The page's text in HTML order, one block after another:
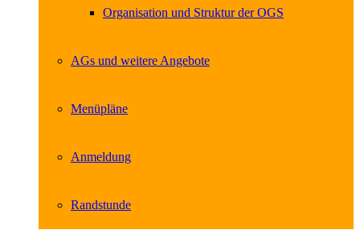
Organisation und Struktur der OGS
AGs und weitere Angebote
Menüpläne
Anmeldung
Randstunde